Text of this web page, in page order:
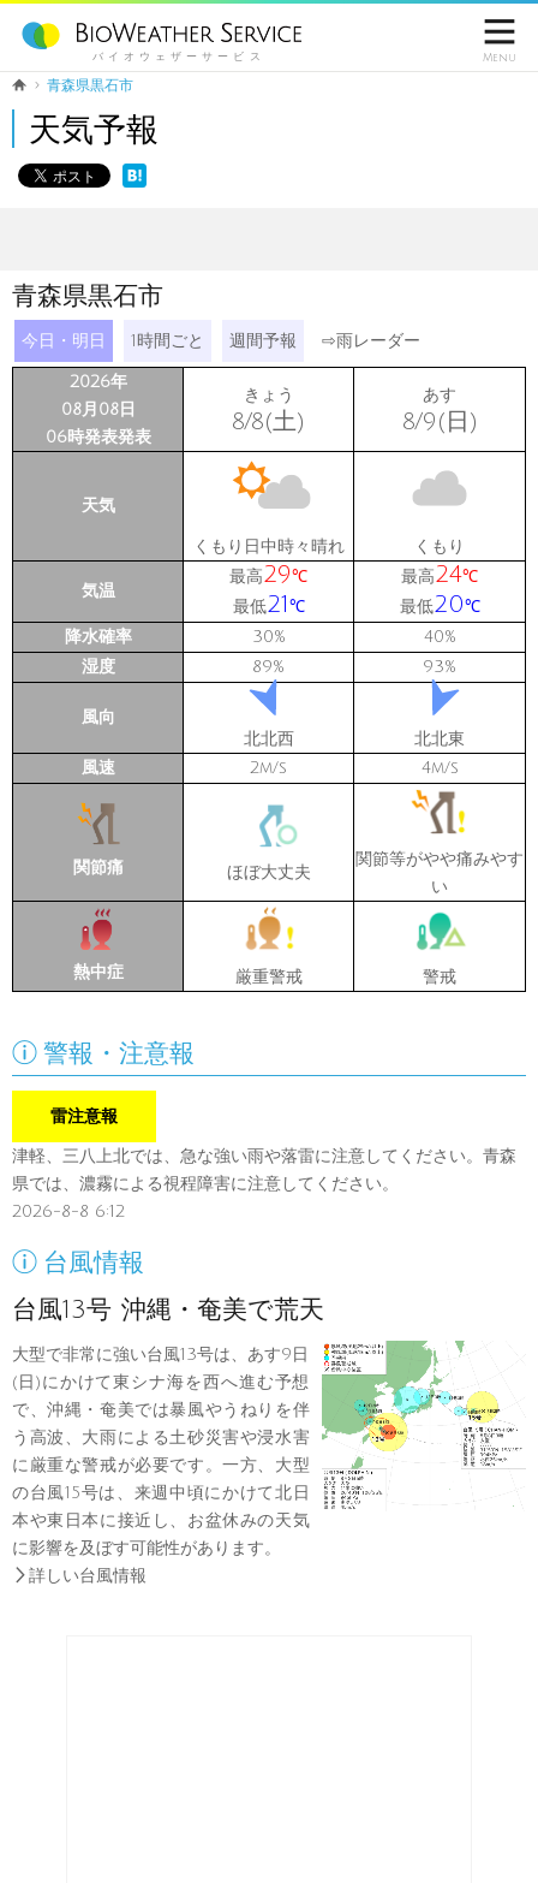
バイオウェザーサービス

Menu
青森県黒石市
天気予報
青森県黒石市
今日・明日 1時間ごと 週間予報 ⇨雨レーダー
2026年
08月08日
06時発表発表
きょう
8/8(土)
あす
8/9(日)
天気
くもり日中時々晴れ くもり
気温
最高29℃
最低21 ℃
最高24℃
最低20℃
降水確率 30% 40%
湿度 89% 93%
風向
北北西
北北東
風速
2m/s 4m/s
関節痛 ほぼ大丈夫
関節等がやや痛みやす
い
熱中症 厳重警戒 警戒
 警報・注意報
雷注意報
津軽、三八上北では、急な強い雨や落雷に注意してください。青森
県では、濃霧による視程障害に注意してください。
2026-8-8 6:12
 台風情報
台風13号 沖縄・奄美で荒天
大型で非常に強い台風13号は、あす9日
(日)にかけて東シナ海を西へ進む予想
で、沖縄・奄美では暴風やうねりを伴
う高波、大雨による土砂災害や浸水害
に厳重な警戒が必要です。一方、大型
の台風15号は、来週中頃にかけて北日
本や東日本に接近し、お盆休みの天気
に影響を及ぼす可能性があります。
 詳しい台風情報